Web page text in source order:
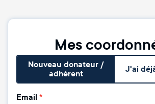
Mes
Nouveau donateur /
adhérent
J'ai
Email *